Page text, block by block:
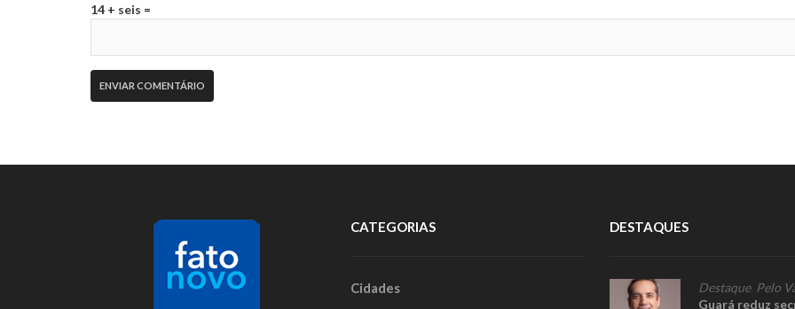
14 + seis =
CATEGORIAS
Cidades
DESTAQUES
Destaque, Pelo
Guará reduz